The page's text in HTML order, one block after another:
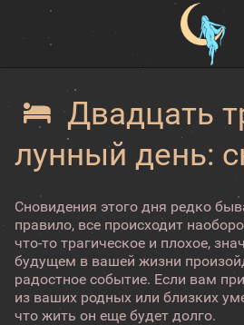
Двадцать
лунный день:
Сновидения этого дня редко
правило, все происходит
что-то трагическое и плохое,
будущем в вашей жизни
радостное событие. Если вам
из ваших родных или близких
что жить он еще будет долго.